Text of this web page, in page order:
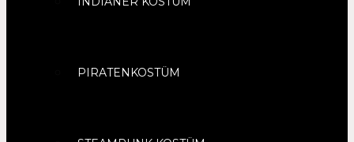
PIRATENKOSTÜM